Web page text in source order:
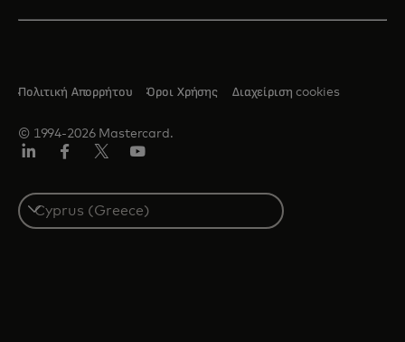
© 1994-2026 Mastercard.
Πολιτική Απορρήτου Όροι Χρήσης Διαχείριση cookies
Select
a
country